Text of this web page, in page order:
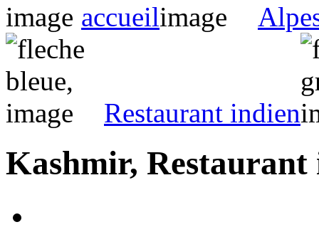
accueil
Restaurant indien
Kashmir, Restaurant